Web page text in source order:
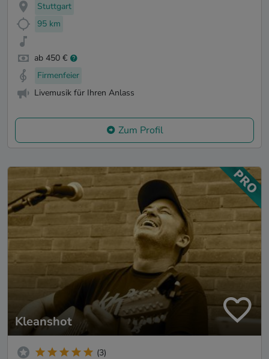
Stuttgart
95 km
ab 450 €
Firmenfeier
Livemusik für Ihren Anlass
Zum Profil
Kleanshot
(3)